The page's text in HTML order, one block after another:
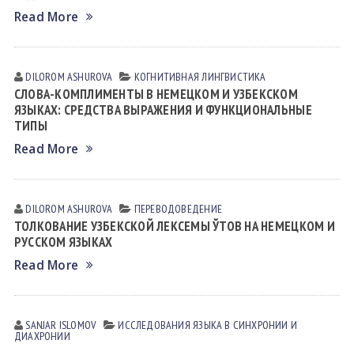
Read More
DILOROM ASHUROVA КОГНИТИВНАЯ ЛИНГВИСТИКА
СЛОВА-КОМПЛИМЕНТЫ В НЕМЕЦКОМ И УЗБЕКСКОМ
ЯЗЫКАХ: СРЕДСТВА ВЫРАЖЕНИЯ И ФУНКЦИОНАЛЬНЫЕ
ТИПЫ
Read More
DILOROM ASHUROVA ПЕРЕВОДОВЕДЕНИЕ
ТОЛКОВАНИЕ УЗБЕКСКОЙ ЛЕКСЕМЫ ЎТОВ НА НЕМЕЦКОМ И
РУССКОМ ЯЗЫКАХ
Read More
SANJAR ISLOMOV ИССЛЕДОВАНИЯ ЯЗЫКА В СИНХРОНИИ И
ДИАХРОНИИ